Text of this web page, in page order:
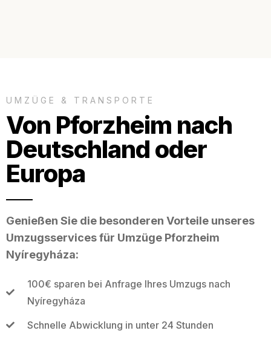
UMZÜGE & TRANSPORTE
Von Pforzheim nach
Deutschland oder
Europa
Genießen Sie die besonderen Vorteile unseres
Umzugsservices für Umzüge Pforzheim
Nyíregyháza:
100€ sparen bei Anfrage Ihres Umzugs nach
Nyíregyháza
Schnelle Abwicklung in unter 24 Stunden